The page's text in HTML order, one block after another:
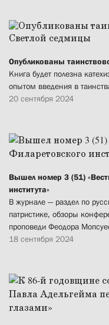
Опубликованы
Книга будет полезна
опытом введения в
20 сентября 2024
Вышел номер 3 (51)
института»
В журнале — раздел по
патристике, обзоры
проповеди Феодора
18 сентября 2024